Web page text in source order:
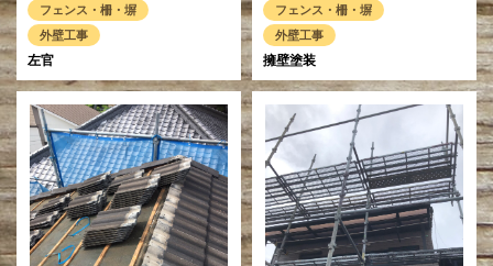
フェンス・柵・塀
外壁工事
左官
フェンス・柵・塀
外壁工事
擁壁塗装